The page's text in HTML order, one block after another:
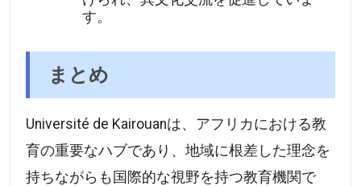
す。
まとめ
Université de Kairouanは、アフリカにおける教
育の重要なハブであり、地域に根差した理念を
持ちながらも国際的な視野を持つ教育機関で